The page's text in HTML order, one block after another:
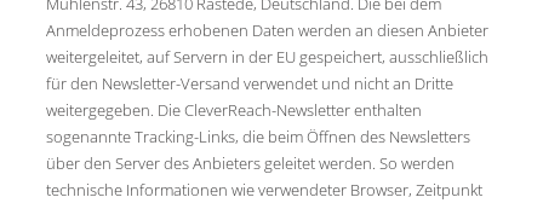
Anmeldeprozess erhobenen Daten werden an diesen Anbieter
weitergeleitet, auf Servern in der EU gespeichert, ausschließlich
für den Newsletter-Versand verwendet und nicht an Dritte
weitergegeben. Die CleverReach-Newsletter enthalten
sogenannte Tracking-Links, die beim Öffnen des Newsletters
über den Server des Anbieters geleitet werden. So werden
technische Informationen wie verwendeter Browser, Zeitpunkt